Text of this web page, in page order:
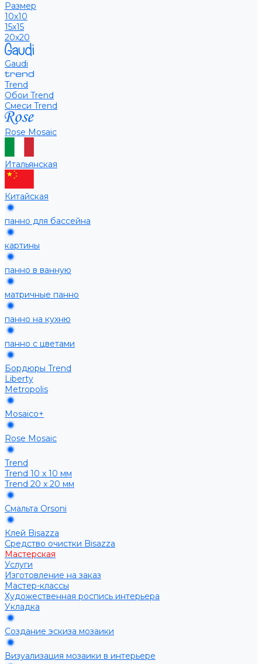
Размер
10х10
15х15
20х20
Gaudi
Trend
Обои Trend
Смеси Trend
Rose Mosaic
Итальянская
Китайская
панно для бассейна
картины
панно в ванную
матричные панно
панно на кухню
панно с цветами
Бордюры Trend
Liberty
Metropolis
Mosaico+
Rose Mosaic
Trend
Trend 10 х 10 мм
Trend 20 х 20 мм
Смальта Orsoni
Клей Bisazza
Средство очистки Bisazza
Мастерская
Услуги
Изготовление на заказ
Мастер-классы
Художественная роспись интерьера
Укладка
Создание эскиза мозаики
Визуализация мозаики в интерьере